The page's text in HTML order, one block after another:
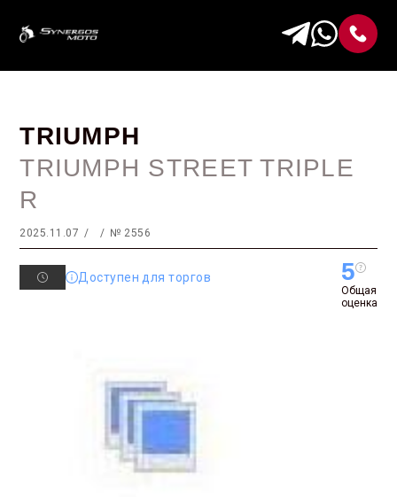
TRIUMPH
TRIUMPH STREET TRIPLE
R
2025.11.07 № 2556
Доступен для торгов 5
Общая
оценка